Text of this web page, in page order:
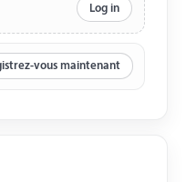
Log in
vous maintenant